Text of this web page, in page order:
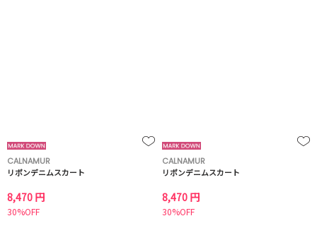
CALNAMUR
リボンデニムスカート
8,470 円
30%OFF
CALNAMUR
リボンデニムスカート
8,470 円
30%OFF